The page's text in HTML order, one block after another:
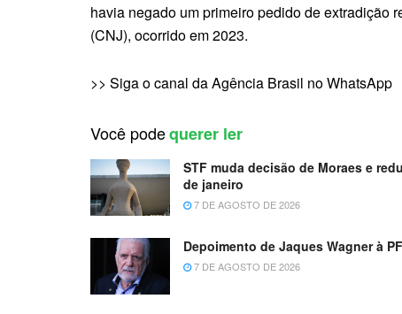
havia negado um primeiro pedido de extradição
(CNJ), ocorrido em 2023.
>> Siga o canal da Agência Brasil no WhatsApp
Você podequerer ler
STF muda decisão de Moraes e
de janeiro
7 DE AGOSTO DE 2026
Depoimento de Jaques Wagner à
7 DE AGOSTO DE 2026